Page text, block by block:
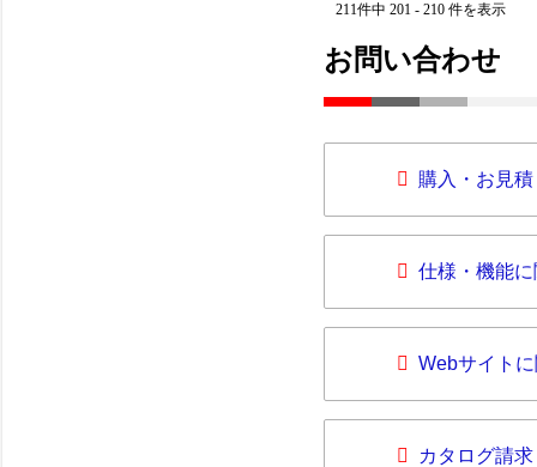
211件中 201 - 210 件を表示
お問い合わせ
購入・お見
仕様・機能
Webサイト
カタログ請求